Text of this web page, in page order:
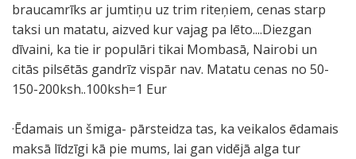
braucamrīks ar jumtiņu uz trim riteņiem, cenas starp
taksi un matatu, aizved kur vajag pa lēto....Diezgan
dīvaini, ka tie ir populāri tikai Mombasā, Nairobi un
citās pilsētās gandrīz vispār nav. Matatu cenas no 50-
150-200ksh..100ksh=1 Eur
·Ēdamais un šmiga- pārsteidza tas, ka veikalos ēdamais
maksā līdzīgi kā pie mums, lai gan vidējā alga tur